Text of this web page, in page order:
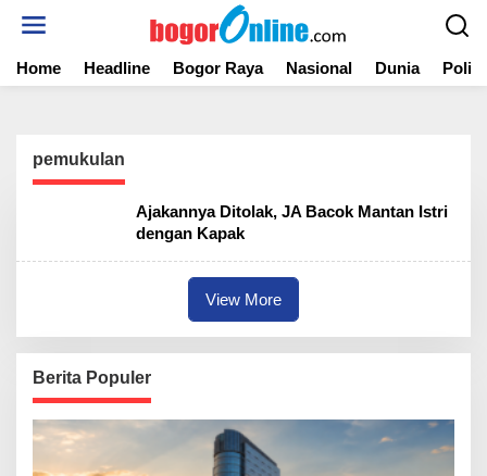
t
Home Headline Bogor Raya Nasional Dunia
pemukulan
Ajakannya Ditolak, JA Bacok Mantan Istri
dengan Kapak
View More
Berita Populer